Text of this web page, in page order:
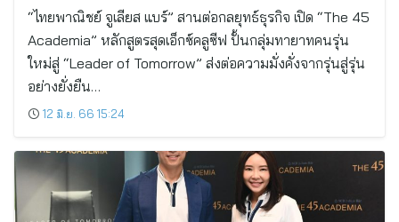
“ไทยพาณิชย์ จูเลียส แบร์” สานต่อกลยุทธ์ธุรกิจ เปิด “The 45
Academia” หลักสูตรสุดเอ็กซ์คลูซีฟ ปั้นกลุ่มทายาทคนรุ่น
ใหม่สู่ “Leader of Tomorrow” ส่งต่อความมั่งคั่งจากรุ่นสู่รุ่น
อย่างยั่งยืน…
12 มิ.ย. 66 15:24